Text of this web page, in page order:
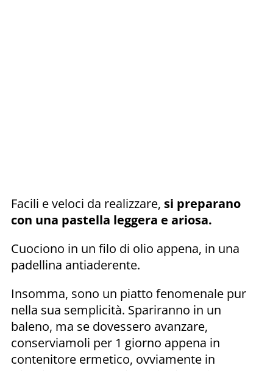
Facili e veloci da realizzare, si preparano
con una pastella leggera e ariosa.
Cuociono in un filo di olio appena, in una
padellina antiaderente.
Insomma, sono un piatto fenomenale pur
nella sua semplicità. Spariranno in un
baleno, ma se dovessero avanzare,
conserviamoli per 1 giorno appena in
contenitore ermetico, ovviamente in